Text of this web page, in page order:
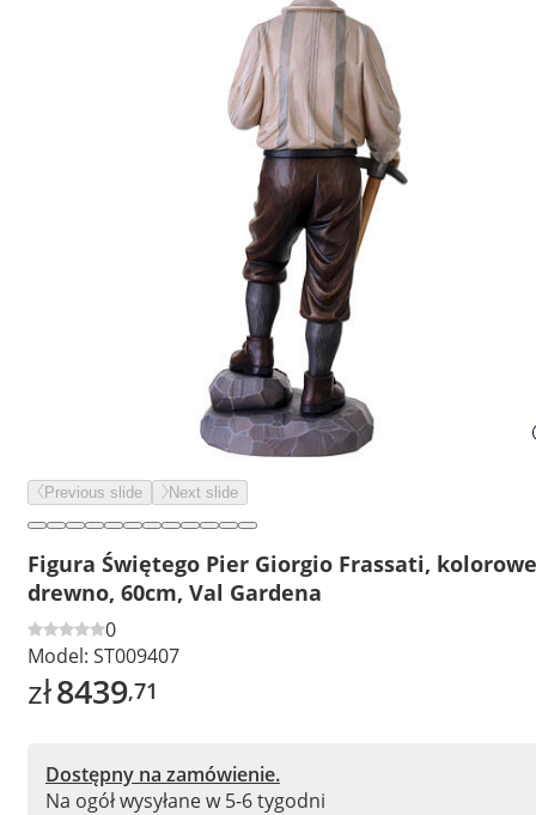
Previous slide Next slide
Figura Świętego Pier Giorgio Frassati, kolorowe
drewno, 60cm, Val Gardena
0
Model: ST009407
zł8439,71
Dostępny na zamówienie.
Na ogół wysyłane w 5-6 tygodni